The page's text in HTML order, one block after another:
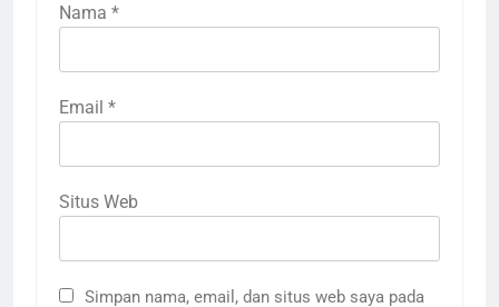
Nama *
Email *
Situs Web
Simpan nama, email, dan situs web saya pada